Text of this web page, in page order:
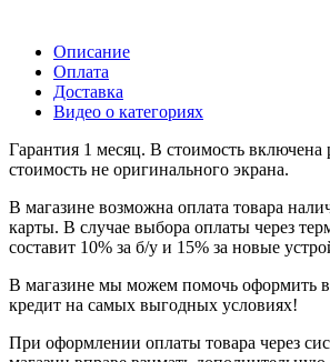
Описание
Оплата
Доставка
Видео о категориях
Гарантия 1 месяц. В стоимость включена
стоимость не оригинального экрана.
В магазине возможна оплата товара
карты. В случае выбора оплаты через
составит 10% за б/у и 15% за новые
В магазине мы можем помочь оформить
кредит на самых выгодных условиях!
При оформлении оплаты товара через